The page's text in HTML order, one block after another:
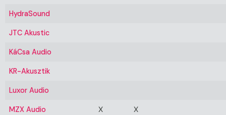
HydraSound
JTC Akustic
KáCsa Audio
KR-Akusztik
Luxor Audio
MZX Audio X X